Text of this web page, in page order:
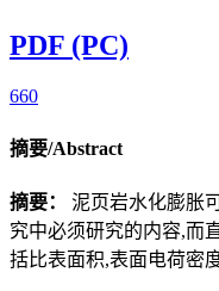
PDF (PC)
660
摘要/Abstract
摘要： 泥页岩水化膨胀
究中必须研究的内容,而
括比表面积,表面电荷密